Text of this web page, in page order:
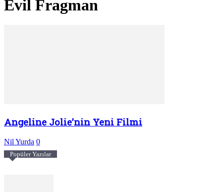
Evil Fragman
Angeline Jolie’nin Yeni Filmi
Nil Yurda 0
Popüler Yazılar